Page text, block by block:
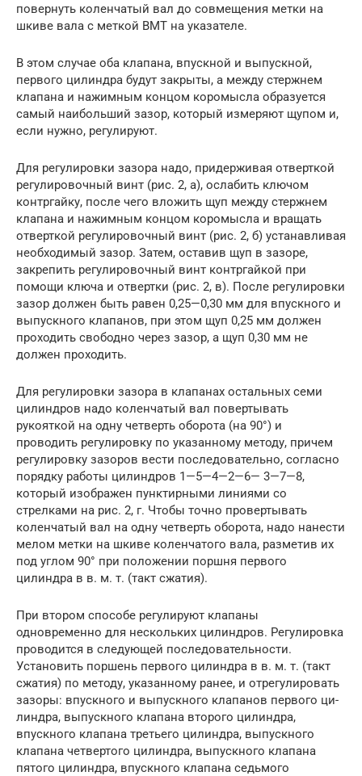
повернуть коленчатый вал до совмещения метки на
шкиве вала с меткой ВМТ на указателе.
В этом случае оба клапана, впускной и выпускной,
первого цилиндра будут закры­ты, а между стержнем
клапана и нажим­ным концом коромысла образуется
самый наибольший зазор, который измеряют щупом и,
если нужно, регулируют.
Для регулировки зазора надо, придер­живая отверткой
регулировочный винт (рис. 2, а), ослабить ключом
контргайку, после чего вложить щуп между стержнем
клапана и нажимным концом коромысла и вращать
отверткой регулировочный винт (рис. 2, б) устанавливая
необходимый зазор. Затем, оставив щуп в зазоре,
закре­пить регулировочный винт контргайкой при
помощи ключа и отвертки (рис. 2, в). После регулировки
зазор должен быть равен 0,25—0,30 мм для впускного и
выпускного клапанов, при этом щуп 0,25 мм должен
проходить свободно через зазор, а щуп 0,30 мм не
должен проходить.
Для регулировки зазора в клапанах остальных семи
цилиндров надо коленчатый вал повертывать
рукояткой на одну четверть оборота (на 90°) и
проводить регулировку по указанному методу, причем
регулировку зазоров вести последовательно, согласно
порядку работы цилиндров 1—5—4—2—6— 3—7—8,
который изображен пунктирными линиями со
стрелками на рис. 2, г. Чтобы точно провертывать
коленчатый вал на одну четверть оборота, надо нанести
мелом метки на шкиве коленчатого вала, разметив их
под углом 90° при положении поршня первого
цилиндра в в. м. т. (такт сжатия).
При втором способе регулируют клапаны
одновременно для нескольких ци­линдров. Регулировка
проводится в следую­щей последовательности.
Установить пор­шень первого цилиндра в в. м. т. (такт
сжатия) по методу, указанному ранее, и от­регулировать
зазоры: впускного и вы­пускного клапанов первого ци­
линдра, выпускного клапана второго цилиндра,
впускного клапана третьего цилиндра, вы­пускного
клапана четвертого цилиндра, выпускного клапана
пятого цилиндра, впускного клапана седьмого